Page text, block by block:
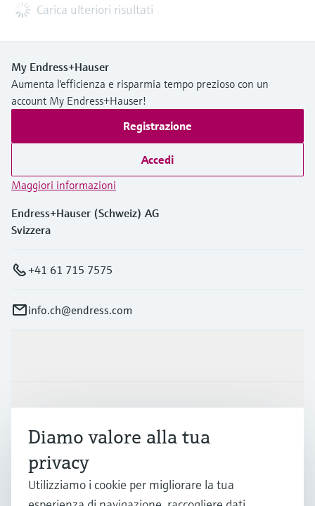
Carica ulteriori risultati
My Endress+Hauser
Aumenta l'efficienza e risparmia tempo prezioso con un
account My Endress+Hauser!
Registrazione
Accedi
Maggiori informazioni
Endress+Hauser (Schweiz) AG
Svizzera
+41 61 715 7575
info.ch@endress.com
Industrie
Supporta
Diamo valore alla tua
privacy
Utilizziamo i cookie per migliorare la tua